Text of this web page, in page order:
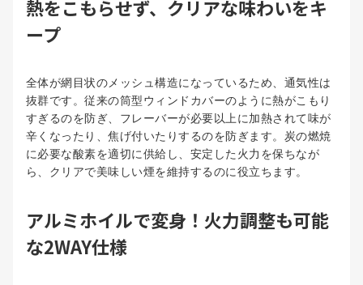
熱をこもらせず、クリアな味わいをキ
ープ
全体が網目状のメッシュ構造になっているため、通気性は
抜群です。従来の筒型ウィンドカバーのように熱がこもり
すぎるのを防ぎ、フレーバーが必要以上に加熱されて味が
辛くなったり、焦げ付いたりするのを防ぎます。炭の燃焼
に必要な酸素を適切に供給し、安定した火力を保ちなが
ら、クリアで美味しい煙を維持するのに役立ちます。
アルミホイルで変身！火力調整も可能
な2WAY仕様